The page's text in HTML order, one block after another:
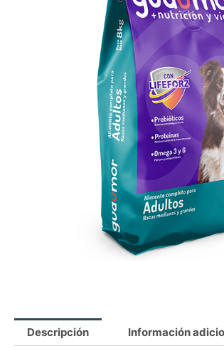
Descripción Información